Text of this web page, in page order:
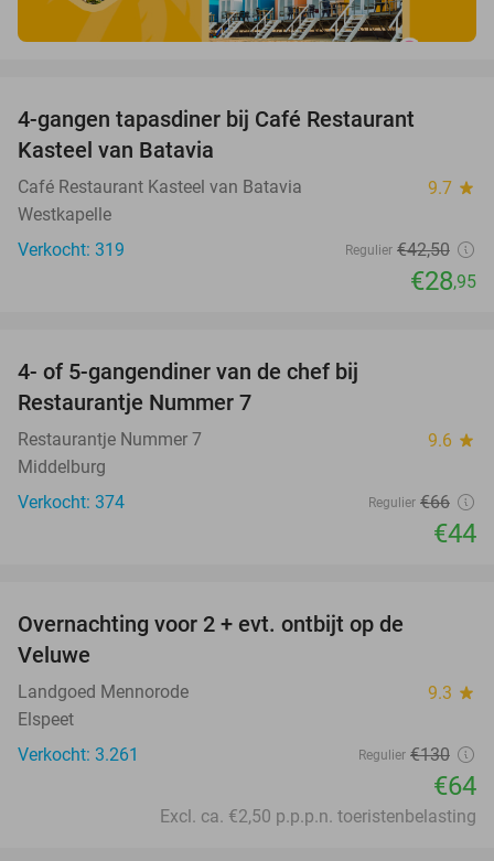
4-gangen tapasdiner bij Café Restaurant
Kasteel van Batavia
Café Restaurant Kasteel van Batavia 9.7 star
Westkapelle
Verkocht: 319
Regulier €42,50
€28,95
4- of 5-gangendiner van de chef bij
Restaurantje Nummer 7
Restaurantje Nummer 7 9.6 star
Middelburg
Verkocht: 374
Regulier €66
€44
Overnachting voor 2 + evt. ontbijt op de
Veluwe
Landgoed Mennorode 9.3 star
Elspeet
Verkocht: 3.261
Regulier €130
€64
Excl. ca. €2,50 p.p.p.n. toeristenbelasting